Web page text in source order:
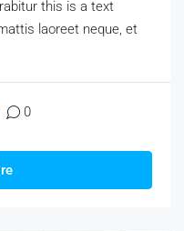
this is a text
laoreet neque, et
0